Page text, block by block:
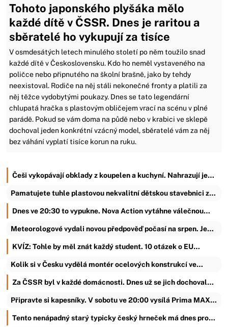
Tohoto japonského plyšáka mělo
každé dítě v ČSSR. Dnes je raritou a
sběratelé ho vykupují za tisíce
V osmdesátých letech minulého století po něm toužilo snad
každé dítě v Československu. Kdo ho neměl vystaveného na
poličce nebo připnutého na školní brašně, jako by tehdy
neexistoval. Rodiče na něj stáli nekonečné fronty a platili za
něj těžce vydobytými poukazy. Dnes se tato legendární
chlupatá hračka s plastovým obličejem vrací na scénu v plné
parádě. Pokud se vám doma na půdě nebo v krabici ve sklepě
dochoval jeden konkrétní vzácný model, sběratelé vám za něj
bez váhání vyplatí tisíce korun na ruku.
Češi vykopávají obklady z koupelen a kuchyní. Nahrazují je…
Pamatujete tuhle plastovou nekvalitní dětskou stavebnici z…
Dnes ve 20:30 to vypukne. Nova Action vytáhne válečnou…
Meteorologové vydali novou předpověď počasí na srpen. Je…
KVÍZ: Tohle by měl znát každý student. 10 otázek o EU…
Kolik si v Česku vydělá montér ocelových konstrukcí ve…
Za ČSSR byl v každé domácnosti. Dnes už se jich dochoval…
Připravte si kapesníky. V sobotu ve 20:00 vysílá Prima MAX…
Tento nenápadný starý typicky český hrneček má dnes pro…